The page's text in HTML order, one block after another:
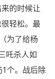
的时候让
轻松。最
为了给杨
吒杀人如
个。战后除